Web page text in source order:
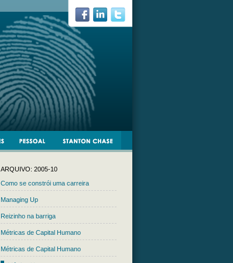
ARQUIVO: 2005-10
Como se constrói uma carreira
Managing Up
Reizinho na barriga
Métricas de Capital Humano
Métricas de Capital Humano